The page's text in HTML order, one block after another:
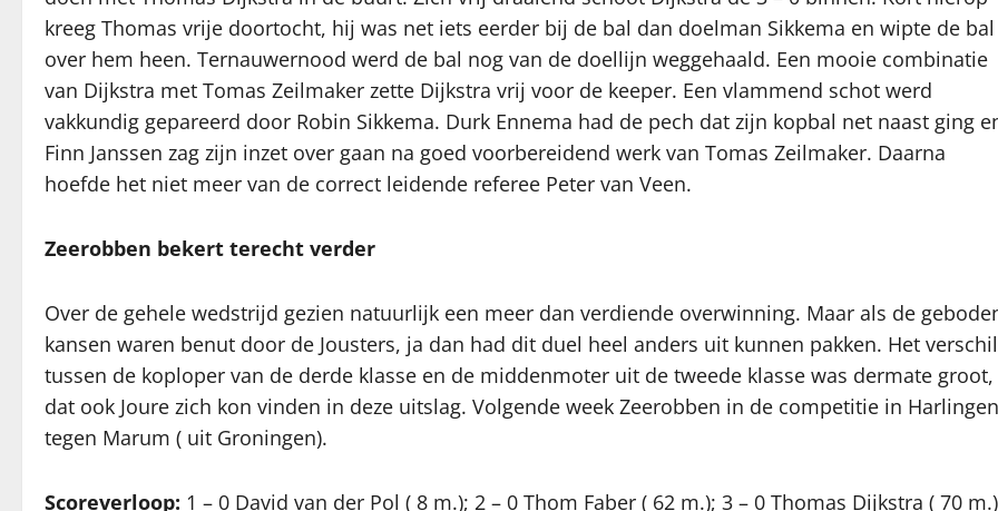
kreeg Thomas vrije doortocht, hij was net iets eerder bij de bal dan doelman Sikkema en wipte de bal
over hem heen. Ternauwernood werd de bal nog van de doellijn weggehaald. Een mooie combinatie
van Dijkstra met Tomas Zeilmaker zette Dijkstra vrij voor de keeper. Een vlammend schot werd
vakkundig gepareerd door Robin Sikkema. Durk Ennema had de pech dat zijn kopbal net naast ging
Finn Janssen zag zijn inzet over gaan na goed voorbereidend werk van Tomas Zeilmaker. Daarna
hoefde het niet meer van de correct leidende referee Peter van Veen.
Zeerobben bekert terecht verder
Over de gehele wedstrijd gezien natuurlijk een meer dan verdiende overwinning. Maar als de
kansen waren benut door de Jousters, ja dan had dit duel heel anders uit kunnen pakken. Het verschil
tussen de koploper van de derde klasse en de middenmoter uit de tweede klasse was dermate groot,
dat ook Joure zich kon vinden in deze uitslag. Volgende week Zeerobben in de competitie in Harlingen
tegen Marum ( uit Groningen).
Scoreverloop: 1 – 0 David van der Pol ( 8 m.); 2 – 0 Thom Faber ( 62 m.); 3 – 0 Thomas Dijkstra ( 70 m.)